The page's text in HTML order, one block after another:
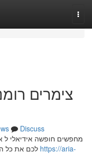
צימרים
Discuss
מחפשים חופשה אידיאלי ל
https://aria-